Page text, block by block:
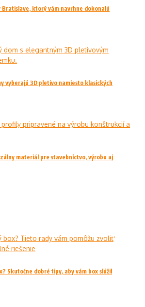
Bratislave, ktorý vám navrhne dokonalú
vyberajú 3D pletivo namiesto klasických
materiál pre stavebníctvo, výrobu aj
Skutočne dobré tipy, aby vám box slúžil